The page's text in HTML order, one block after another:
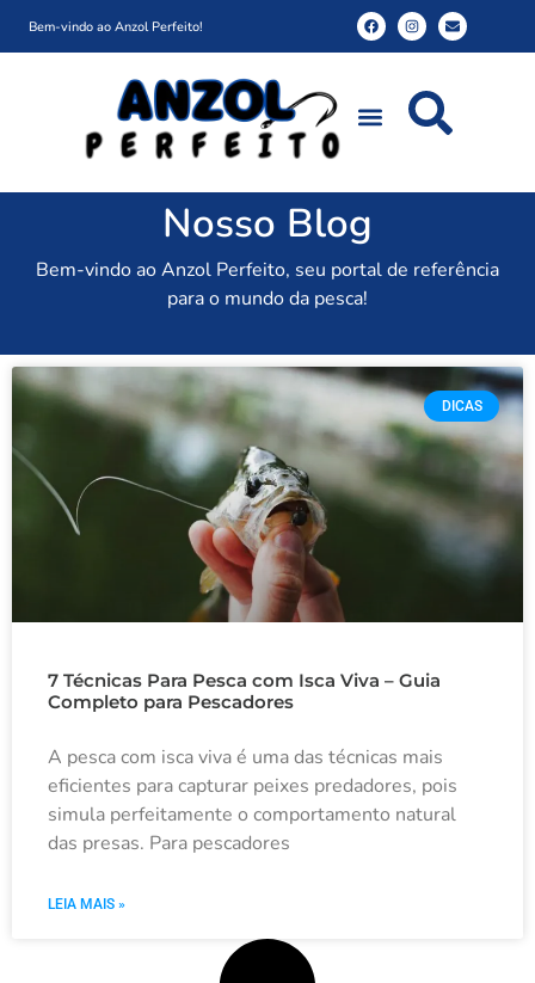
Bem-vindo ao Anzol Perfeito!
Nosso Blog
Bem-vindo ao Anzol Perfeito, seu portal de referência
para o mundo da pesca!
DICAS
7 Técnicas Para Pesca com Isca Viva – Guia
Completo para Pescadores
A pesca com isca viva é uma das técnicas mais
eficientes para capturar peixes predadores, pois
simula perfeitamente o comportamento natural
das presas. Para pescadores
LEIA MAIS »